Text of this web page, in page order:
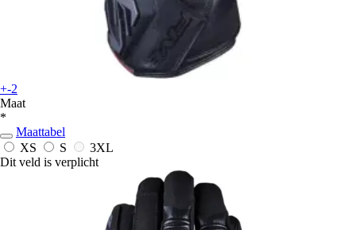
+-2
Maat
*
Maattabel
XS
S
3XL
Dit veld is verplicht